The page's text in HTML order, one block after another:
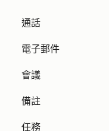
通話
電子郵件
會議
備註
任務